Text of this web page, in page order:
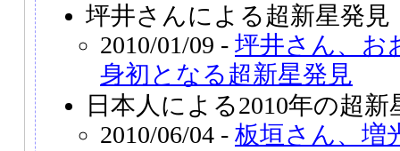
坪井さんによる超新星発見
2010/01/09 - 坪井さん、お
身初となる超新星発見
日本人による2010年の超新
2010/06/04 - 板垣さん、増